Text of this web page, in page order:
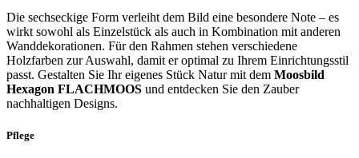
Die sechseckige Form verleiht dem Bild eine besondere Note – es
wirkt sowohl als Einzelstück als auch in Kombination mit anderen
Wanddekorationen. Für den Rahmen stehen verschiedene
Holzfarben zur Auswahl, damit er optimal zu Ihrem Einrichtungsstil
passt. Gestalten Sie Ihr eigenes Stück Natur mit dem Moosbild
Hexagon FLACHMOOS und entdecken Sie den Zauber
nachhaltigen Designs.
Pflege